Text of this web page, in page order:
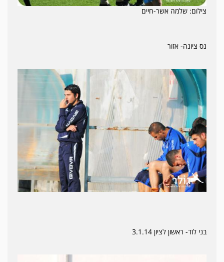
צילום: שלמה אשר-חיים
נס ציונה- אזור
בני לוד- ראשון לציון 3.1.14